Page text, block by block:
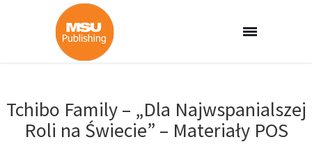
Tchibo Family – „Dla Najwspanialszej
Roli na Świecie” – Materiały POS